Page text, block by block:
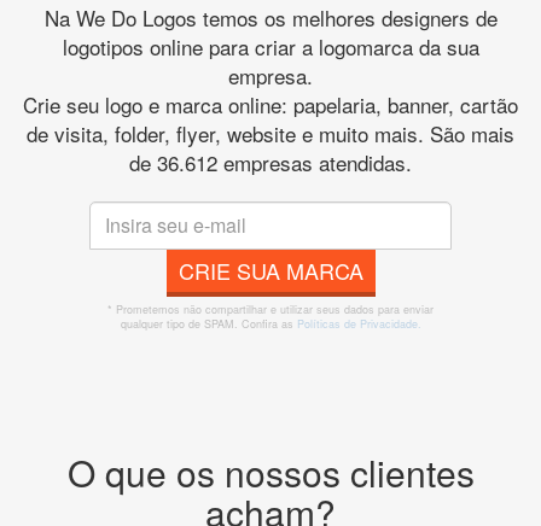
Na We Do Logos temos os melhores designers de
logotipos online para criar a logomarca da sua
empresa.
Crie seu logo e marca online: papelaria, banner, cartão
de visita, folder, flyer, website e muito mais. São mais
de 36.612 empresas atendidas.
CRIE SUA MARCA
* Prometemos não compartilhar e utilizar seus dados para enviar
qualquer tipo de SPAM. Confira as Políticas de Privacidade.
O que os nossos clientes
acham?